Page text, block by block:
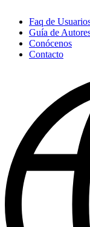
Faq de
Guía de
Conócenos
Contacto